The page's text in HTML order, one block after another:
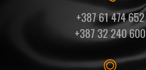
+387 61 474 652
+387 32 240 600